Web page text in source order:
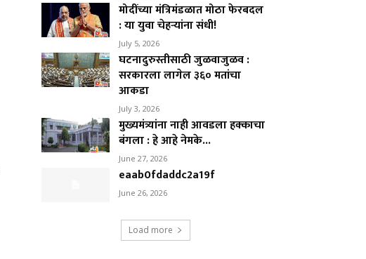
मोदींच्या मंत्रिमंडळात मोठा फेरबदल
: या युवा चेहऱ्यांना संधी!
July 5, 2026
घटनादुरुस्तीसाठी जुळवाजुळव :
सरकारला लागेल ३६० मतांचा
आकडा
July 3, 2026
मुख्यमंत्र्यांना नाही आवडला हक्काचा
बंगला : हे आहे नेमके...
June 27, 2026
eaab0fdaddc2a19f
June 26, 2026
Load more